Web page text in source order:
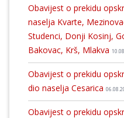
Obavijest o prekidu
naselja Kvarte,
Studenci, Donji Kosinj,
Bakovac, Krš, Mlakva
Obavijest o prekidu
dio naselja Cesarica
Obavijest o prekidu